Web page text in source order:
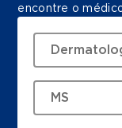
encontre o